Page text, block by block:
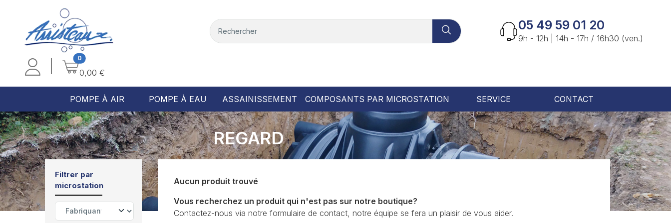
05 49 59 01 20
9h - 12h | 14h - 17h / 16h30 (ven.)
0
0,00 €
POMPE À AIR POMPE À EAU ASSAINISSEMENT COMPOSANTS PAR MICROSTATION SERVICE CONTACT
REGARD
Filtrer par
microstation
Aucun produit trouvé
Vous recherchez un produit qui n'est pas sur notre boutique?
Contactez-nous via notre formulaire de contact, notre équipe se fera un plaisir de vous aider.